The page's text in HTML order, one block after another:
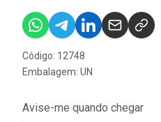
Código: 12748
Embalagem: UN
Avise-me quando chegar